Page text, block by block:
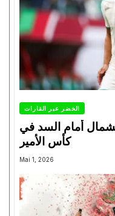
الخضر عبر القارات
أمام السد في
كأس الأمير
Mai 1, 2026